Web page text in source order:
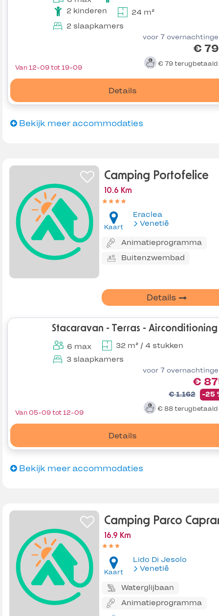
2 kinderen
24 m²
2 slaapkamers
voor 7
€
€ 79 terugbetaald
Details
Van 12-09 tot 19-09
Bekijk meer accommodaties
Camping Portofelice
10.6 Km
Kaart
Eraclea
Venetië
Animatieprogramma
Buitenzwembad
Details
Stacaravan - Terras - Airconditioning
6 max
32 m² / 4 stukken
3 slaapkamers
voor 7
€
€ 1.162 -25
€ 88 terugbetaald
Details
Van 05-09 tot 12-09
Bekijk meer accommodaties
Camping Parco
16.9 Km
Kaart
Lido Di Jesolo
Venetië
Waterglijbaan
Animatieprogramma